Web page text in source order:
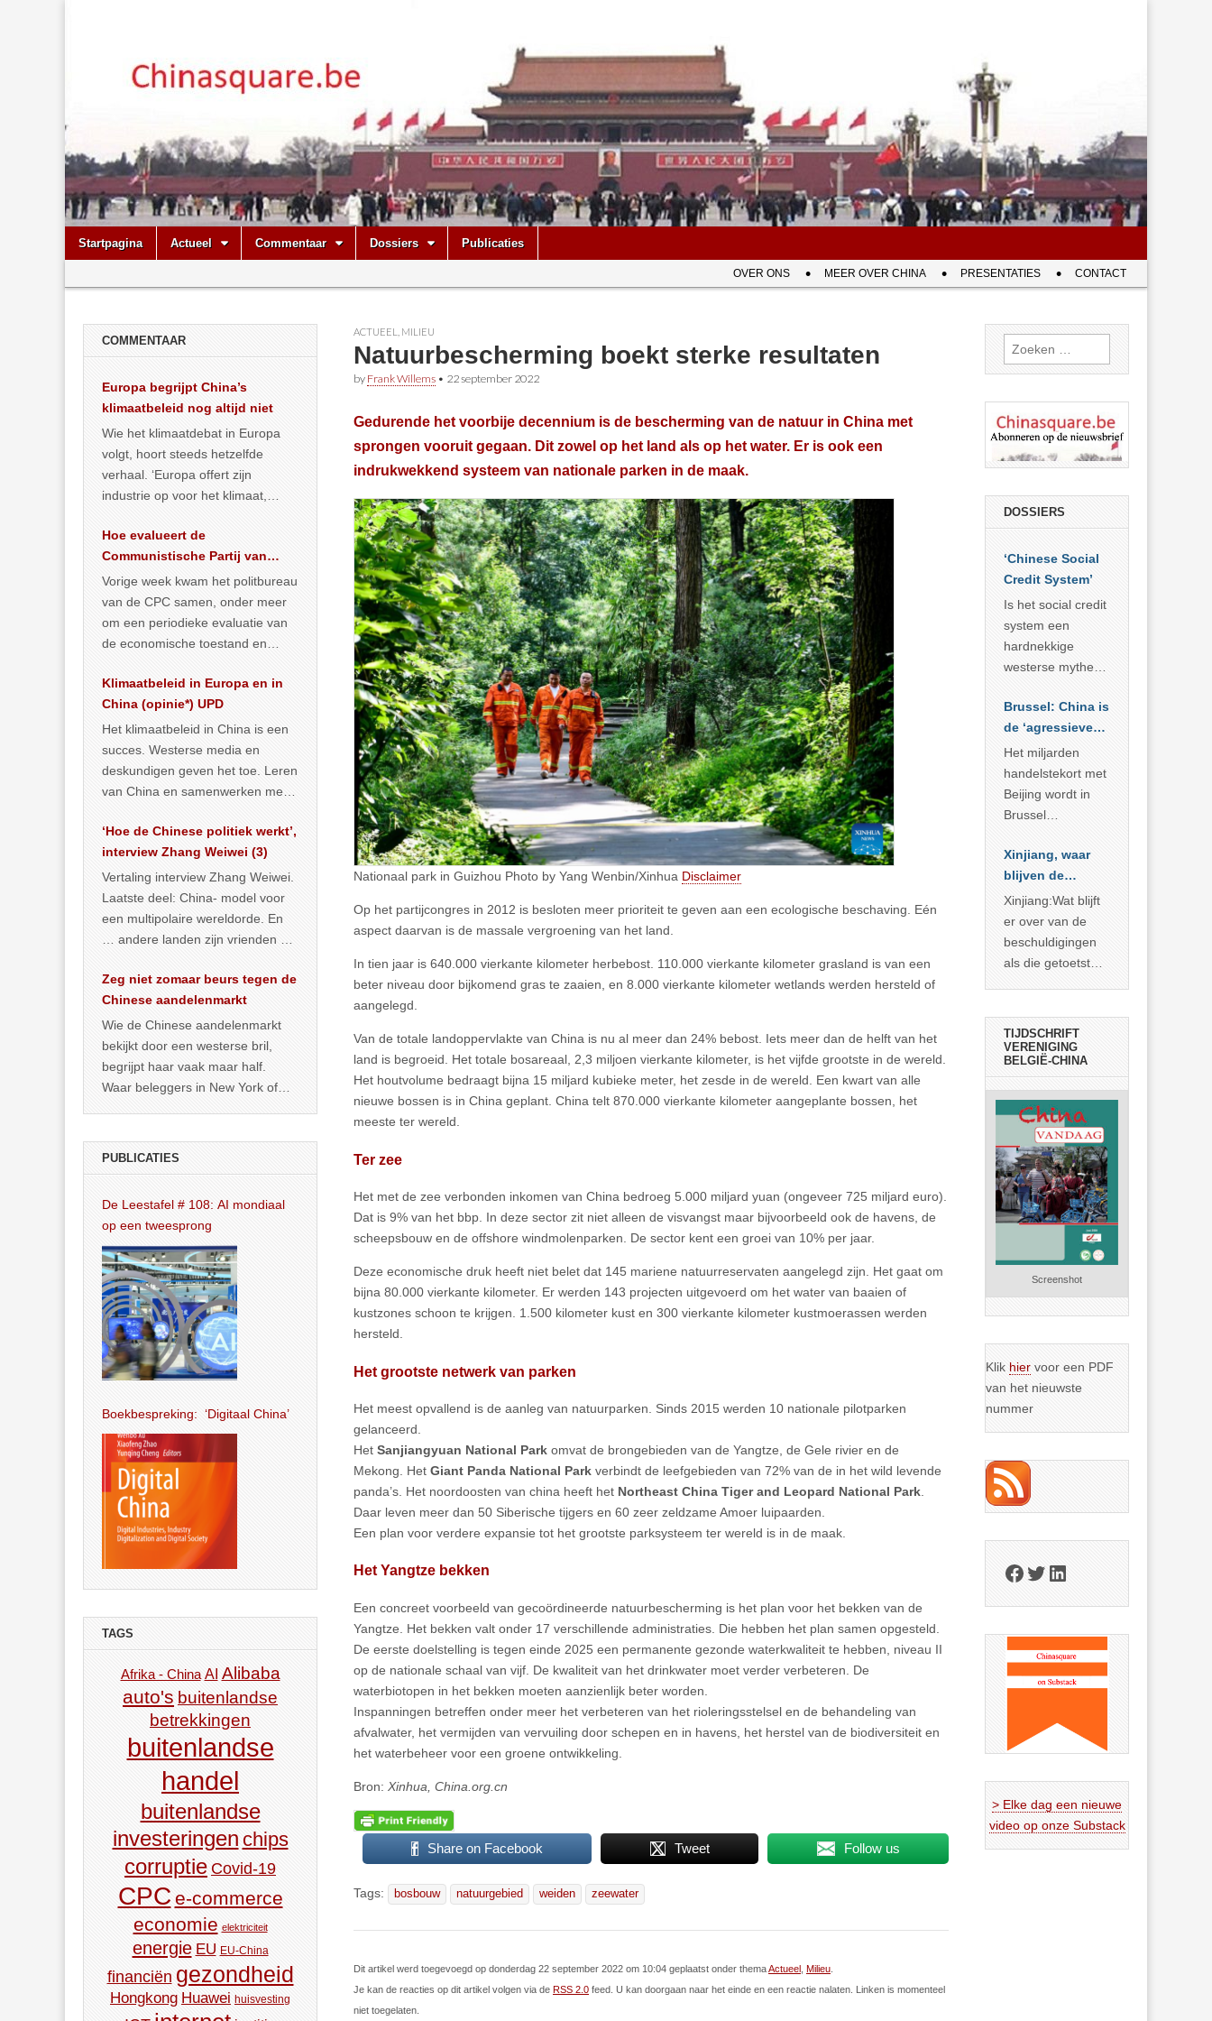
Chinasquare.be
Main
menu
Skip
Startpagina Actueel Commentaar Dossiers Publicaties
menu
OVER ONS MEER OVER CHINA PRESENTATIES CONTACT
ACTUEEL MILIEU
Natuurbescherming boekt sterke resultaten
by Frank Willems • 22 september 2022
Gedurende het voorbije decennium is de bescherming van de natuur in China met
sprongen vooruit gegaan. Dit zowel op het land als op het water. Er is ook een
indrukwekkend systeem van nationale parken in de maak.
Nationaal park in Guizhou Photo by Yang Wenbin/Xinhua Disclaimer
Op het partijcongres in 2012 is besloten meer prioriteit te geven aan een ecologische beschaving. Eén
aspect daarvan is de massale vergroening van het land.
In tien jaar is 640.000 vierkante kilometer herbebost. 110.000 vierkante kilometer grasland is van een
beter niveau door bijkomend gras te zaaien, en 8.000 vierkante kilometer wetlands werden hersteld of
aangelegd.
Van de totale landoppervlakte van China is nu al meer dan 24% bebost. Iets meer dan de helft van het
land is begroeid. Het totale bosareaal, 2,3 miljoen vierkante kilometer, is het vijfde grootste in de wereld.
Het houtvolume bedraagt bijna 15 miljard kubieke meter, het zesde in de wereld. Een kwart van alle
nieuwe bossen is in China geplant. China telt 870.000 vierkante kilometer aangeplante bossen, het
meeste ter wereld.
Ter zee
Het met de zee verbonden inkomen van China bedroeg 5.000 miljard yuan (ongeveer 725 miljard euro).
Dat is 9% van het bbp. In deze sector zit niet alleen de visvangst maar bijvoorbeeld ook de havens, de
scheepsbouw en de offshore windmolenparken. De sector kent een groei van 10% per jaar.
Deze economische druk heeft niet belet dat 145 mariene natuurreservaten aangelegd zijn. Het gaat om
bijna 80.000 vierkante kilometer. Er werden 143 projecten uitgevoerd om het water van baaien of
kustzones schoon te krijgen. 1.500 kilometer kust en 300 vierkante kilometer kustmoerassen werden
hersteld.
Het grootste netwerk van parken
Het meest opvallend is de aanleg van natuurparken. Sinds 2015 werden 10 nationale pilotparken
gelanceerd.
Het Sanjiangyuan National Park omvat de brongebieden van de Yangtze, de Gele rivier en de
Mekong. Het Giant Panda National Park verbindt de leefgebieden van 72% van de in het wild levende
panda’s. Het noordoosten van china heeft het Northeast China Tiger and Leopard National Park
Daar leven meer dan 50 Siberische tijgers en 60 zeer zeldzame Amoer luipaarden.
Een plan voor verdere expansie tot het grootste parksysteem ter wereld is in de maak.
Het Yangtze bekken
Een concreet voorbeeld van gecoördineerde natuurbescherming is het plan voor het bekken van de
Yangtze. Het bekken valt onder 17 verschillende administraties. Die hebben het plan samen opgesteld.
De eerste doelstelling is tegen einde 2025 een permanente gezonde waterkwaliteit te hebben, niveau II
op de nationale schaal van vijf. De kwaliteit van het drinkwater moet verder verbeteren. De
waterbiotopen in het bekken moeten aanzienlijk beter worden.
Inspanningen betreffen onder meer het verbeteren van het rioleringsstelsel en de behandeling van
afvalwater, het vermijden van vervuiling door schepen en in havens, het herstel van de biodiversiteit en
het waterbeheer voor een groene ontwikkeling.
Bron: Xinhua, China.org.cn
Share on Facebook Tweet Follow us
Tags: bosbouw natuurgebied weiden zeewater
Dit artikel werd toegevoegd op donderdag 22 september 2022 om 10:04 geplaatst onder themaActueel Milieu
Je kan de reacties op dit artikel volgen via de RSS 2.0 feed. U kan doorgaan naar het einde en een reactie nalaten. Linken is momenteel
niet toegelaten.
COMMENTAAR
Europa begrijpt China’s
klimaatbeleid nog altijd niet
Wie het klimaatdebat in Europa
volgt, hoort steeds hetzelfde
verhaal. ‘Europa offert zijn
industrie op voor het klimaat,
vergroening… >> lees meer
Hoe evalueert de
Communistische Partij van
China de economische
toestand?
Vorige week kwam het politbureau
van de CPC samen, onder meer
om een periodieke evaluatie van
de economische toestand en
publiceerden… >> lees meer
Klimaatbeleid in Europa en in
China (opinie*) UPD
Het klimaatbeleid in China is een
succes. Westerse media en
deskundigen geven het toe. Leren
van China en samenwerken met
… >> lees meer
‘Hoe de Chinese politiek werkt’,
interview Zhang Weiwei (3)
Vertaling interview Zhang Weiwei.
Laatste deel: China- model voor
een multipolaire wereldorde. En
… andere landen zijn vrienden of
Zeg niet zomaar beurs tegen de
Chinese aandelenmarkt
Wie de Chinese aandelenmarkt
bekijkt door een westerse bril,
begrijpt haar vaak maar half.
Waar beleggers in New York of
PUBLICATIES
De Leestafel # 108: AI mondiaal
op een tweesprong
Boekbespreking: ‘Digitaal China’
TAGS
Afrika - China AI Alibaba
auto's buitenlandse
betrekkingen
buitenlandse
handel
buitenlandse
investeringen chips
corruptie Covid-19
CPC e-commerce
economie elektriciteit
energie EU EU-China
financiën gezondheid
Hongkong Huawei huisvesting
Zoeken
naar:
DOSSIERS
‘Chinese Social
Credit System’
Is het social credit
system een
hardnekkige
westerse mythe of
realiteit in China?
Brussel: China is
de ‘agressieve
schuldige’
Het miljarden
handelstekort met
Beijing wordt in
Brussel
bewijs van
economische
agressie. In
werkelijkheid
verhult die
spectaculaire
achterstand die
… >> lees meer
Xinjiang, waar
blijven de
bewijzen?
Xinjiang:Wat blijft
er over van de
beschuldigingen
als die getoetst
TIJDSCHRIFT
VERENIGING
BELGIË-CHINA
Screenshot
Klik hier voor een PDF
van het nieuwste
nummer
Facebook
Twitter
LinkedIn
> Elke dag een nieuwe
video op onze Substack